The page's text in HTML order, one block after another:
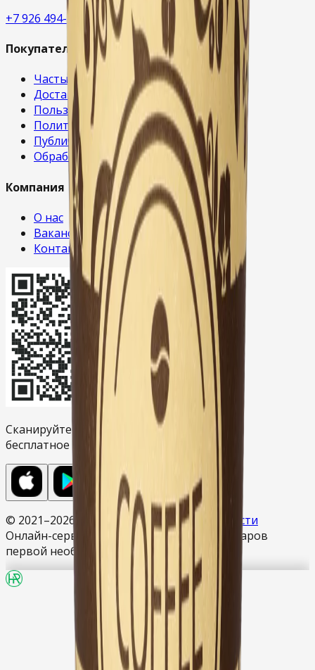
+7 926 494-89-88
Покупателям
Частые вопросы
Доставка и оплата
Пользовательское соглашение
Политика конфиденциальности
Публичная оферта
Обработка cookies
Компания
О нас
Вакансии
Контакты
Сканируйте камерой и загрузите
бесплатное приложение Hisor Market.
© 2021–2026
Политика конфиденциальности
Онлайн-сервис доставки продуктов и товаров
первой необходимости HISORMARKET